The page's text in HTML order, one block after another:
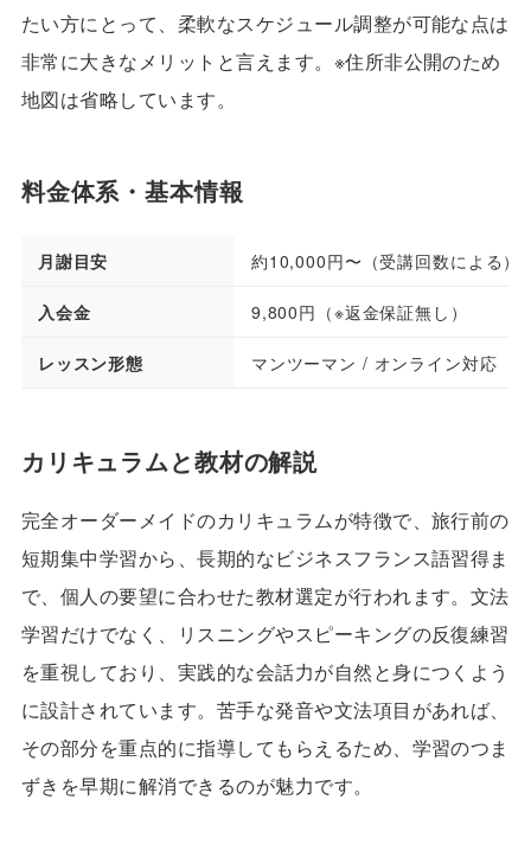
たい方にとって、柔軟なスケジュール調整が可能な点は
非常に大きなメリットと言えます。※住所非公開のため
地図は省略しています。
料金体系・基本情報
月謝目安 約10,000円〜（受講回数による）
入会金 9,800円（※返金保証無し）
レッスン形態 マンツーマン / オンライン対応
カリキュラムと教材の解説
完全オーダーメイドのカリキュラムが特徴で、旅行前の
短期集中学習から、長期的なビジネスフランス語習得ま
で、個人の要望に合わせた教材選定が行われます。文法
学習だけでなく、リスニングやスピーキングの反復練習
を重視しており、実践的な会話力が自然と身につくよう
に設計されています。苦手な発音や文法項目があれば、
その部分を重点的に指導してもらえるため、学習のつま
ずきを早期に解消できるのが魅力です。